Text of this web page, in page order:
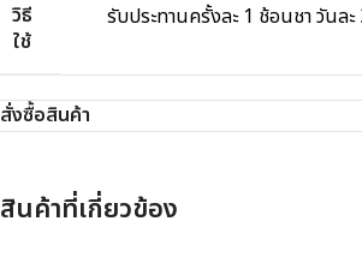
วิธี
ใช้
รับประทานครั้งละ 1 ช้อนชา วันล
สั่งซื้อสินค้า
สินค้าที่เกี่ยวข้อง